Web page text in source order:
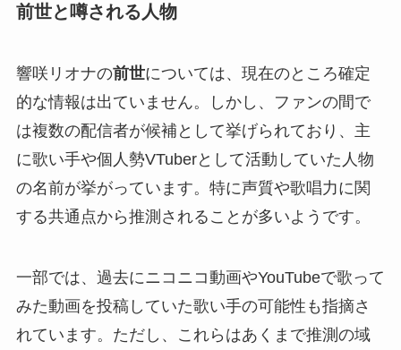
前世と噂される人物
響咲リオナの前世については、現在のところ確定
的な情報は出ていません。しかし、ファンの間で
は複数の配信者が候補として挙げられており、主
に歌い手や個人勢VTuberとして活動していた人物
の名前が挙がっています。特に声質や歌唱力に関
する共通点から推測されることが多いようです。
一部では、過去にニコニコ動画やYouTubeで歌って
みた動画を投稿していた歌い手の可能性も指摘さ
れています。ただし、これらはあくまで推測の域